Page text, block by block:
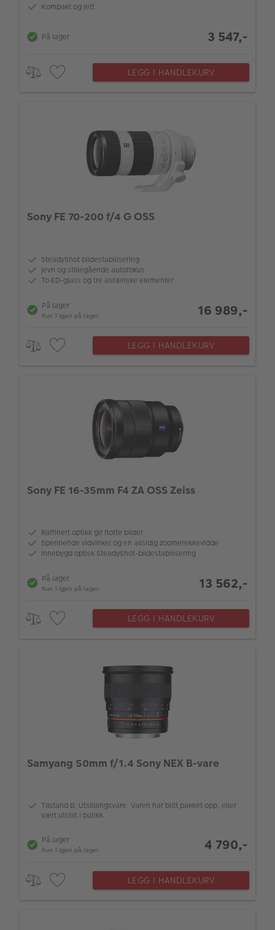
Kompakt og lett
På lager 3 547,-
LEGG I HANDLEKURV
Sony FE 70-200 f/4 G OSS
SteadyShot bildestabilisering
Jevn og stillegående autofokus
To ED-glass og tre asfæriske elementer
På lager
Kun 1 igjen på lager 16 989,-
LEGG I HANDLEKURV
Sony FE 16-35mm F4 ZA OSS Zeiss
Raffinert optikk gir flotte bilder
Spennende vidvinkel og en allsidig zoomerekkevidde
Innebygd optisk SteadyShot-bildestabilisering
På lager
Kun 1 igjen på lager 13 562,-
LEGG I HANDLEKURV
Samyang 50mm f/1.4 Sony NEX B-vare
Tilstand B: Utstillingsvare. Varen har blitt pakket opp, eller
vært utstilt i butikk.
På lager
Kun 1 igjen på lager 4 790,-
LEGG I HANDLEKURV